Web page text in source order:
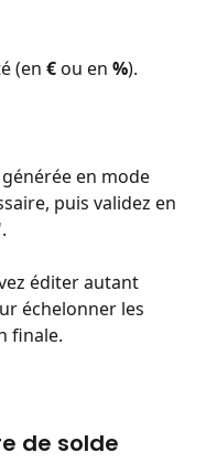
(en € ou en %).
en mode
puis validez en
.
éditer autant
échelonner les
finale.
de solde